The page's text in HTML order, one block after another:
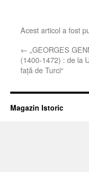
Acest articol a fost
← „GEORGES
(1400-1472) : de la
față de Turci“
Magazin Istoric